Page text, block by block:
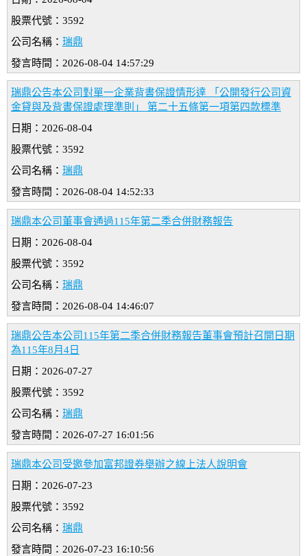
股票代號：3592
公司名稱： 瑞鼎
發言時間：2026-08-04 14:57:29
瑞鼎公告本公司對單⼀企業背書保證情形達 「公開發⾏公司資
⾦貸與及背書保證處理準則」 第⼆⼗五條第⼀項第四款標準
日期：2026-08-04
股票代號：3592
公司名稱： 瑞鼎
發言時間：2026-08-04 14:52:33
瑞鼎本公司董事會通過115年第二季合併財務報告
日期：2026-08-04
股票代號：3592
公司名稱： 瑞鼎
發言時間：2026-08-04 14:46:07
瑞鼎公告本公司115年第二季合併財務報告董事會預計召開日期
為115年8月4日
日期：2026-07-27
股票代號：3592
公司名稱： 瑞鼎
發言時間：2026-07-27 16:01:56
瑞鼎本公司受邀參加富邦證券舉辦之線上法人說明會
日期：2026-07-23
股票代號：3592
公司名稱： 瑞鼎
發言時間：2026-07-23 16:10:56